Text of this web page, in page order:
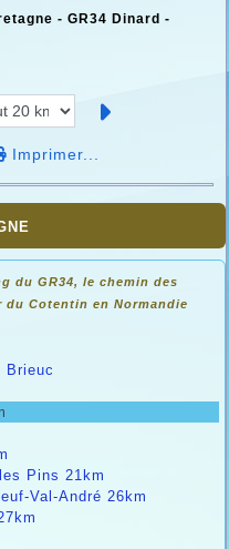
du GR34, le chemin des
du Cotentin en Normandie
Brieuc
Pins 21km
Val-André 26km
- GR34 Dinard -
Imprimer...